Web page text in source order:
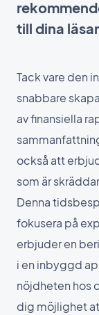
till dina
Tack vare den
snabbare
av finansiella
också att
som är
Denna
fokusera på
erbjuder en
i en inbyggd
nöjdheten hos
dig möjlighet